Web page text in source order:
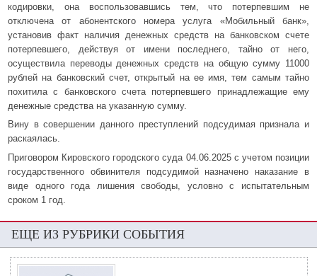
кодировки, она воспользовавшись тем, что потерпевшим не
отключена от абонентского номера услуга «Мобильный банк»,
установив факт наличия денежных средств на банковском счете
потерпевшего, действуя от имени последнего, тайно от него,
осуществила переводы денежных средств на общую сумму 11000
рублей на банковский счет, открытый на ее имя, тем самым тайно
похитила с банковского счета потерпевшего принадлежащие ему
денежные средства на указанную сумму.
Вину в совершении данного преступлений подсудимая признала и
раскаялась.
Приговором Кировского городского суда 04.06.2025 с учетом позиции
государственного обвинителя подсудимой назначено наказание в
виде одного года лишения свободы, условно с испытательным
сроком 1 год.
ЕЩЕ ИЗ РУБРИКИ СОБЫТИЯ